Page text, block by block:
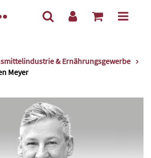
& Ernährungsgewerbe
Meyer